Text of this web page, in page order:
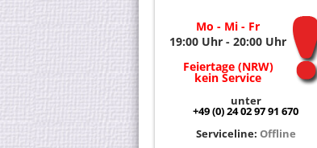
Mo - Mi - Fr
19:00 Uhr - 20:00 Uhr
Feiertage (NRW)
kein Service
unter
+49 (0) 24 02 97 91 670
Serviceline: Offline